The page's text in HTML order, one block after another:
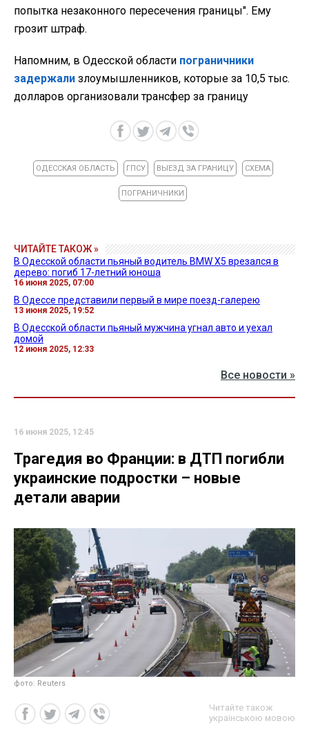
попытка незаконного пересечения границы". Ему
грозит штраф.
Напомним, в Одесской области пограничники
задержали злоумышленников, которые за 10,5 тыс.
долларов организовали трансфер за границу
ОДЕССКАЯ ОБЛАСТЬ ГПСУ ВЫЕЗД ЗА ГРАНИЦУ СХЕМА
ПОГРАНИЧНИКИ
ЧИТАЙТЕ ТАКОЖ »
В Одесской области пьяный водитель BMW Х5 врезался в
дерево: погиб 17-летний юноша
16 июня 2025, 07:00
В Одессе представили первый в мире поезд-галерею
13 июня 2025, 19:52
В Одесской области пьяный мужчина угнал авто и уехал
домой
12 июня 2025, 12:33
Все новости »
16 июня 2025, 12:45
Трагедия во Франции: в ДТП погибли
украинские подростки – новые
детали аварии
фото: Reuters
Читайте також
українською мовою